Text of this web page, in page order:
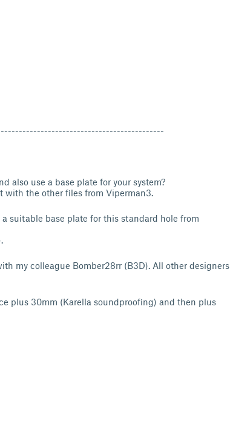
also use a base plate for your system?
with the other files from Viperman3.
suitable base plate for this standard hole from
my colleague Bomber28rr (B3D). All other designers
plus 30mm (Karella soundproofing) and then plus